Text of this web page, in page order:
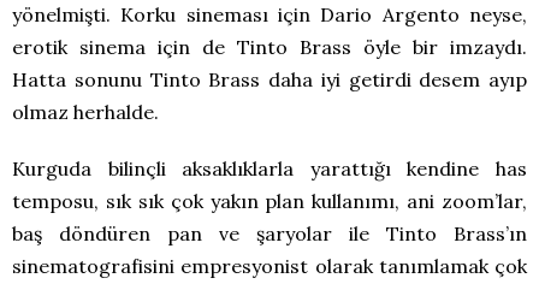
yönelmişti. Korku sineması için Dario Argento neyse,
erotik sinema için de Tinto Brass öyle bir imzaydı.
Hatta sonunu Tinto Brass daha iyi getirdi desem ayıp
olmaz herhalde.
Kurguda bilinçli aksaklıklarla yarattığı kendine has
temposu, sık sık çok yakın plan kullanımı, ani zoom’lar,
baş döndüren pan ve şaryolar ile Tinto Brass’ın
sinematografisini empresyonist olarak tanımlamak çok